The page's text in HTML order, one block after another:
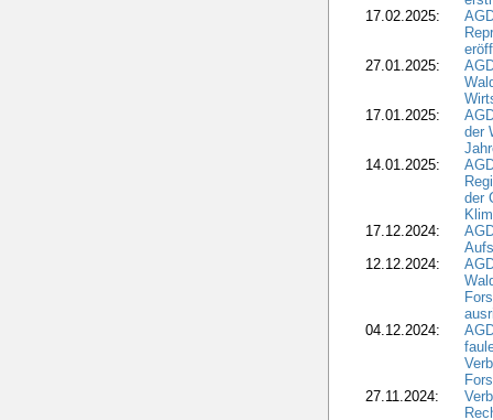
17.02.2025:
27.01.2025:
17.01.2025:
der
14.01.2025:
der
17.12.2024:
12.12.2024:
04.12.2024:
27.11.2024: